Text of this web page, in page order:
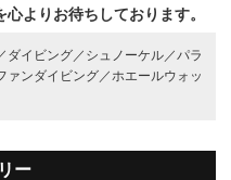
心よりお待ちしております。
ダイビング／ シュノーケル／ パラ
ァンダイビング／ ホエールウォッ
ー